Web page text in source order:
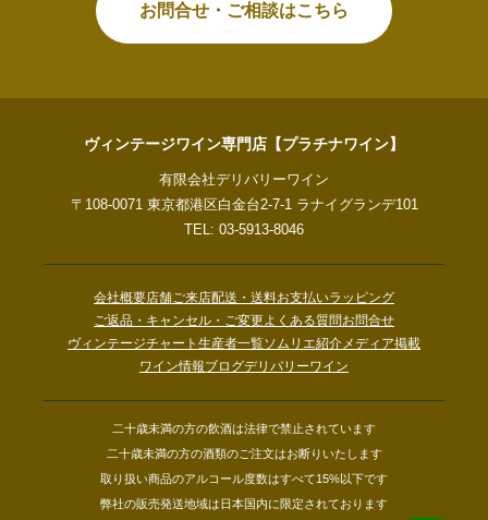
お問合せ・ご相談はこちら
ヴィンテージワイン専門店【プラチナワイン】
有限会社デリバリーワイン
〒108-0071 東京都港区白金台2-7-1 ラナイグランデ101
TEL: 03-5913-8046
会社概要店舗ご来店配送・送料お支払いラッピング
ご返品・キャンセル・ご変更よくある質問お問合せ
ヴィンテージチャート 生産者一覧ソムリエ紹介メディア掲載
ワイン情報ブログデリバリーワイン
二十歳未満の方の飲酒は法律で禁止されています
二十歳未満の方の酒類のご注文はお断りいたします
取り扱い商品のアルコール度数はすべて15%以下です
弊社の販売発送地域は日本国内に限定されております